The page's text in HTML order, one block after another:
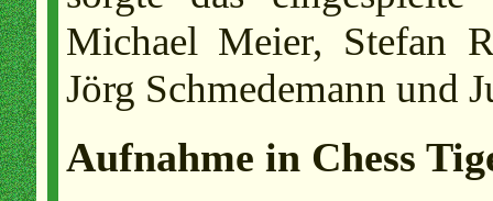
Michael Meier, Stefan
Jörg Schmedemann und
Aufnahme in Chess